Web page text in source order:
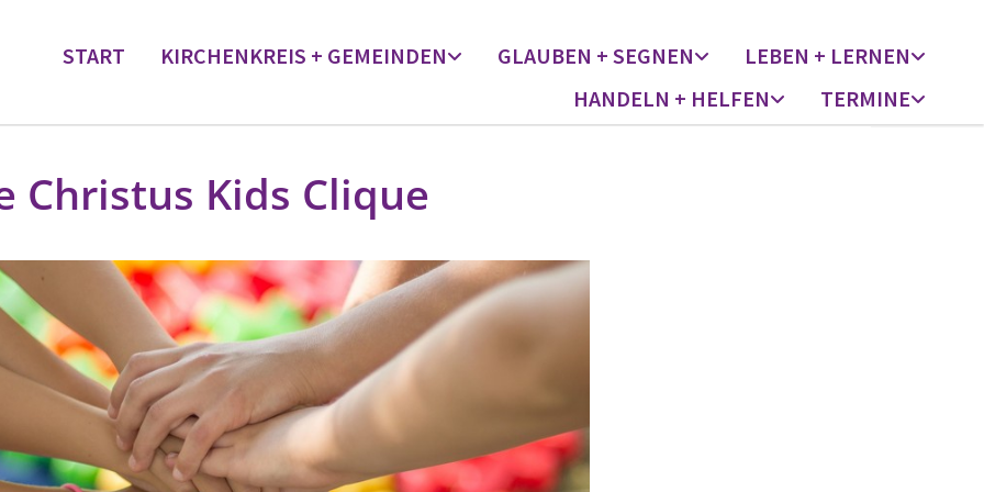
START KIRCHENKREIS + GEMEINDEN GLAUBEN + SEGNEN
LEBEN + LERNEN
HANDELN + HELFEN
TERMINE
Christus Kids Clique